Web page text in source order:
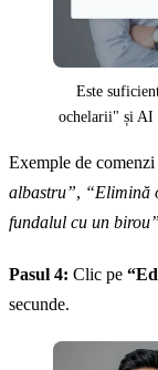
Este
ochelarii" și AI
Exemple de
albastru”, “Elimină
fundalul cu un birou”
Pasul 4: Clic pe
secunde.